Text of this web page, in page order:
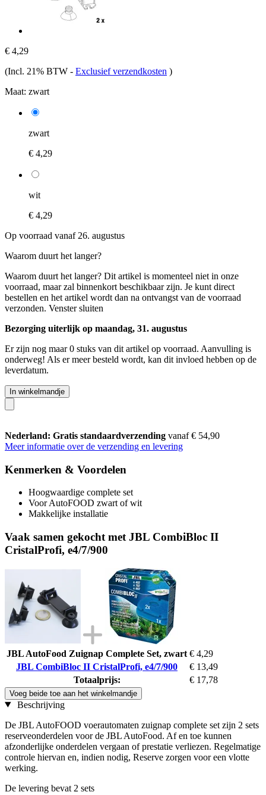
€ 4,29
(Incl. 21% BTW - Exclusief verzendkosten )
Maat: zwart
zwart
€ 4,29
wit
€ 4,29
Op voorraad vanaf 26. augustus
Waarom duurt het langer?
Waarom duurt het langer? Dit artikel is momenteel niet in onze
voorraad, maar zal binnenkort beschikbaar zijn. Je kunt direct
bestellen en het artikel wordt dan na ontvangst van de voorraad
verzonden. Venster sluiten
Bezorging uiterlijk op maandag, 31. augustus
Er zijn nog maar 0 stuks van dit artikel op voorraad. Aanvulling is
onderweg! Als er meer besteld wordt, kan dit invloed hebben op de
leverdatum.
In winkelmandje
Nederland: Gratis standaardverzending vanaf € 54,90
Meer informatie over de verzending en levering
Kenmerken & Voordelen
Hoogwaardige complete set
Voor AutoFOOD zwart of wit
Makkelijke installatie
Vaak samen gekocht met JBL CombiBloc II
CristalProfi, e4/7/900
JBL AutoFood Zuignap Complete Set, zwart € 4,29
JBL CombiBloc II CristalProfi, e4/7/900
€ 13,49
Totaalprijs:
€ 17,78
Voeg beide toe aan het winkelmandje
Beschrijving
De JBL AutoFOOD voerautomaten zuignap complete set zijn 2 sets
reserveonderdelen voor de JBL AutoFood. Af en toe kunnen
afzonderlijke onderdelen vergaan of prestatie verliezen. Regelmatige
controle hiervan en, indien nodig, Reserve zorgen voor een vlotte
werking.
De levering bevat 2 sets